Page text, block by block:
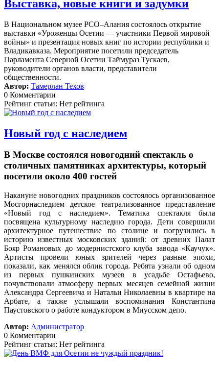
Выставка, новые книги и задумки
В Национальном музее РСО–Алания состоялось открытие
выставки «Уроженцы Осетии — участники Первой мировой
войны» и презентация новых книг по истории республики и
Владикавказа. Мероприятие посетили председатель
Парламента Северной Осетии Таймураз Тускаев,
руководители органов власти, представители
общественности.
Автор: Тамерлан Техов
0 Комментарии
Рейтинг статьи: Нет рейтинга
Новый год с наследием
В Москве состоялся новогодний спектакль о
столичных памятниках архитектуры, который
посетили около 400 гостей
Накануне новогодних праздников состоялось организованное
Мосгорнаследием детское театрализованное представление
«Новый год с наследием».
Тематика спектакля была
посвящена культурному наследию города. Дети совершили
архитектурное путешествие по столице и погрузились в
историю известных московских зданий: от древних Палат
Бояр Романовых до модернистского клуба завода «Каучук».
Артисты провели юных зрителей через разные эпохи,
показали, как менялся облик города. Ребята узнали об одном
из первых пушкинских музеев в усадьбе Остафьево,
почувствовали атмосферу первых месяцев семейной жизни
Александра Сергеевича и Натальи Николаевны в квартире на
Арбате, а также услышали воспоминания Константина
Паустовского о работе кондуктором в Миусском депо.
Автор: Администратор
0 Комментарии
Рейтинг статьи: Нет рейтинга